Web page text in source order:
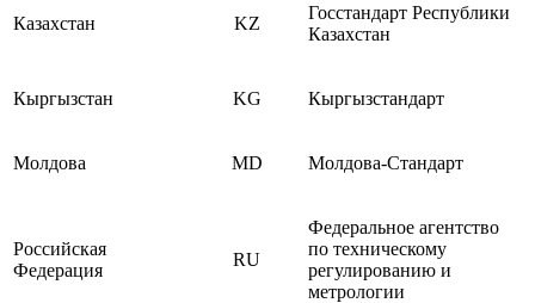
Казахстан KZ
Госстандарт Республики
Казахстан
Кыргызстан KG Кыргызстандарт
Молдова MD Молдова-Стандарт
Российская
Федерация
RU
Федеральное агентство
по техническому
регулированию и
метрологии